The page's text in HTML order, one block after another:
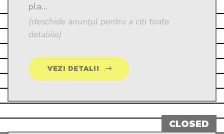
pla...
(deschide anunțul pentru a citi toate
detaliile)
VEZI DETALII